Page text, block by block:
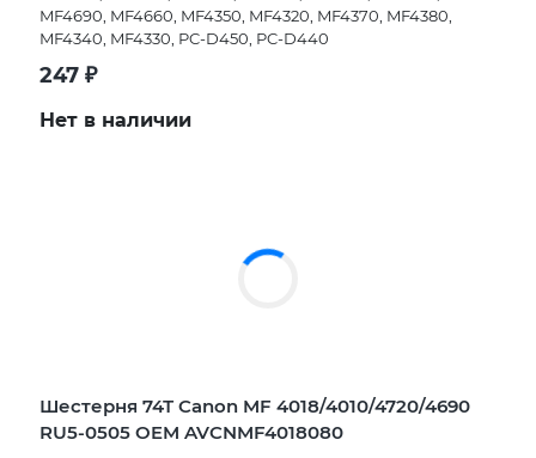
MF4690, MF4660, MF4350, MF4320, MF4370, MF4380,
MF4340, MF4330, PC-D450, PC-D440
247 ₽
Нет в наличии
Шестерня 74Т Canon MF 4018/4010/4720/4690
RU5-0505 OEM AVCNMF4018080